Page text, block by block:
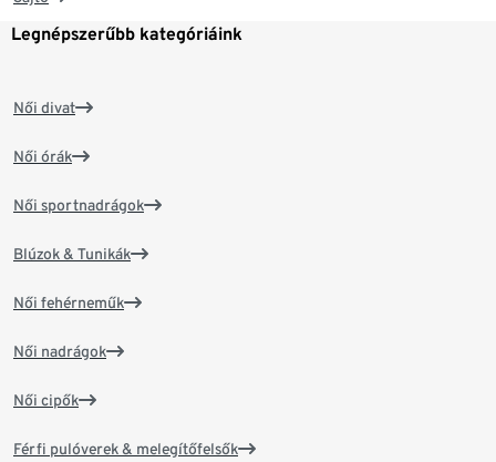
Legnépszerűbb kategóriáink
Női divat
Női órák
Női sportnadrágok
Blúzok & Tunikák
Női fehérneműk
Női nadrágok
Női cipők
Férfi pulóverek & melegítőfelsők